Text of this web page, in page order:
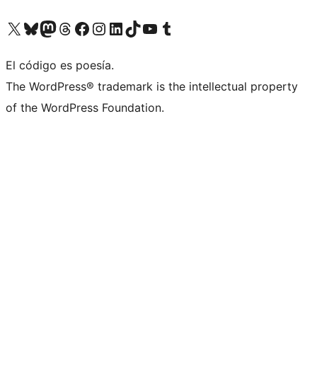
Visit our X (formerly Twitter) account
Visit our Bluesky account
Visita nuestra cuenta de Twitter
Visit our Threads account
Visita nuestra página de Facebook
Visite nuestra cuenta de Instagram
Visit our LinkedIn account
Visit our TikTok account
Visit our YouTube channel
Visit our Tumblr account
El código es poesía.
The WordPress® trademark is the intellectual property
of the WordPress Foundation.